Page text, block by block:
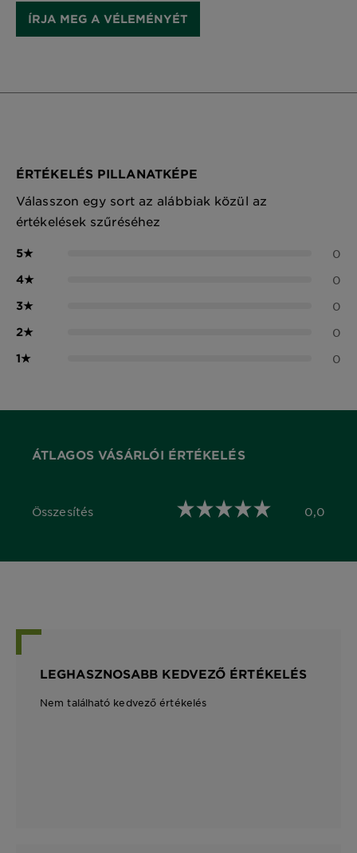
ÍRJA MEG A VÉLEMÉNYÉT
ÉRTÉKELÉS PILLANATKÉPE
Válasszon egy sort az alábbiak közül az
értékelések szűréséhez
5★ 0
4★ 0
3★ 0
2★ 0
1★ 0
ÁTLAGOS VÁSÁRLÓI ÉRTÉKELÉS
Összesítés
0,0 out of 5 stars 0,0
LEGHASZNOSABB KEDVEZŐ ÉRTÉKELÉS
Nem található kedvező értékelés